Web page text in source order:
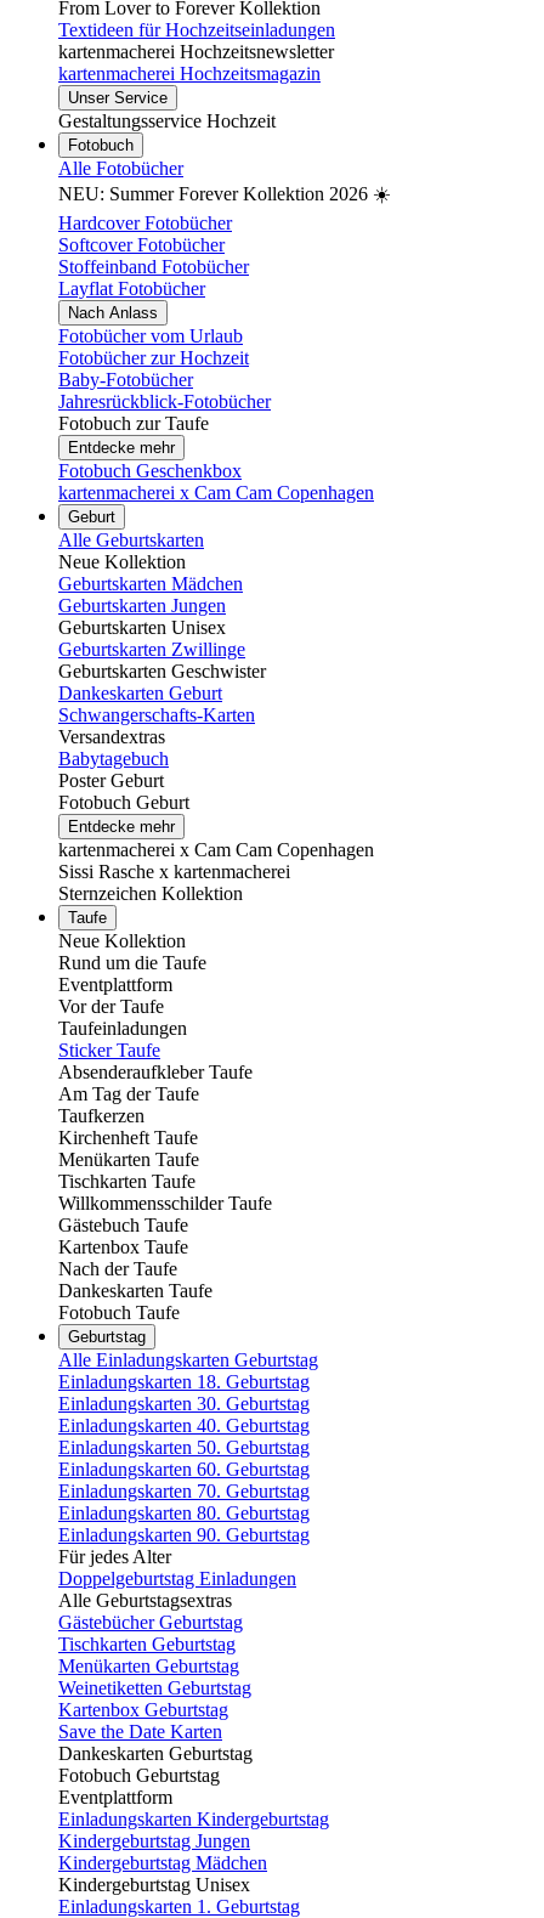
From Lover to Forever Kollektion
Textideen für Hochzeitseinladungen
kartenmacherei Hochzeitsnewsletter
kartenmacherei Hochzeitsmagazin
Unser Service
Gestaltungsservice Hochzeit
Fotobuch
Alle Fotobücher
NEU: Summer Forever Kollektion 2026 ☀️
Hardcover Fotobücher
Softcover Fotobücher
Stoffeinband Fotobücher
Layflat Fotobücher
Nach Anlass
Fotobücher vom Urlaub
Fotobücher zur Hochzeit
Baby-Fotobücher
Jahresrückblick-Fotobücher
Fotobuch zur Taufe
Entdecke mehr
Fotobuch Geschenkbox
kartenmacherei x Cam Cam Copenhagen
Geburt
Alle Geburtskarten
Neue Kollektion
Geburtskarten Mädchen
Geburtskarten Jungen
Geburtskarten Unisex
Geburtskarten Zwillinge
Geburtskarten Geschwister
Dankeskarten Geburt
Schwangerschafts-Karten
Versandextras
Babytagebuch
Poster Geburt
Fotobuch Geburt
Entdecke mehr
kartenmacherei x Cam Cam Copenhagen
Sissi Rasche x kartenmacherei
Sternzeichen Kollektion
Taufe
Neue Kollektion
Rund um die Taufe
Eventplattform
Vor der Taufe
Taufeinladungen
Sticker Taufe
Absenderaufkleber Taufe
Am Tag der Taufe
Taufkerzen
Kirchenheft Taufe
Menükarten Taufe
Tischkarten Taufe
Willkommensschilder Taufe
Gästebuch Taufe
Kartenbox Taufe
Nach der Taufe
Dankeskarten Taufe
Fotobuch Taufe
Geburtstag
Alle Einladungskarten Geburtstag
Einladungskarten 18. Geburtstag
Einladungskarten 30. Geburtstag
Einladungskarten 40. Geburtstag
Einladungskarten 50. Geburtstag
Einladungskarten 60. Geburtstag
Einladungskarten 70. Geburtstag
Einladungskarten 80. Geburtstag
Einladungskarten 90. Geburtstag
Für jedes Alter
Doppelgeburtstag Einladungen
Alle Geburtstagsextras
Gästebücher Geburtstag
Tischkarten Geburtstag
Menükarten Geburtstag
Weinetiketten Geburtstag
Kartenbox Geburtstag
Save the Date Karten
Dankeskarten Geburtstag
Fotobuch Geburtstag
Eventplattform
Einladungskarten Kindergeburtstag
Kindergeburtstag Jungen
Kindergeburtstag Mädchen
Kindergeburtstag Unisex
Einladungskarten 1. Geburtstag